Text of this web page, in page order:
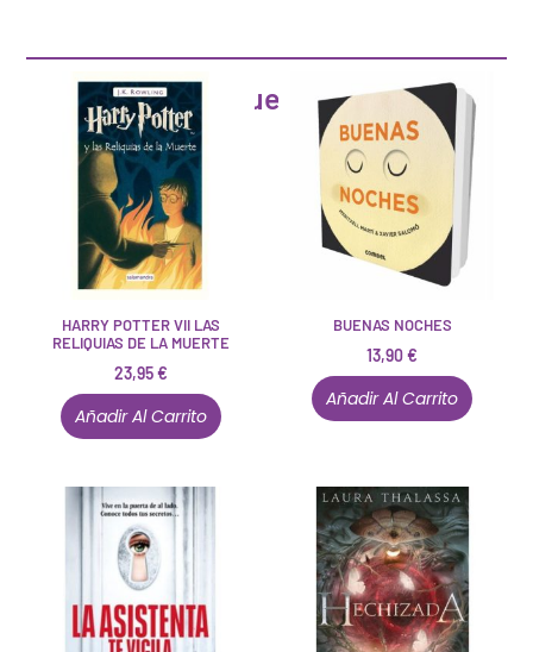
Artículos que pueden interesarte
HARRY POTTER VII LAS
RELIQUIAS DE LA MUERTE
23,95€
Añadir Al Carrito
BUENAS NOCHES
13,90€
Añadir Al Carrito